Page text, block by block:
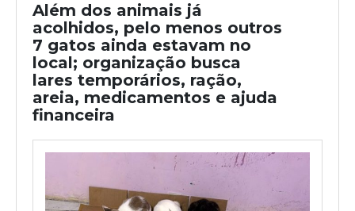
Além dos animais já
acolhidos, pelo menos outros
7 gatos ainda estavam no
local; organização busca
lares temporários, ração,
areia, medicamentos e ajuda
financeira